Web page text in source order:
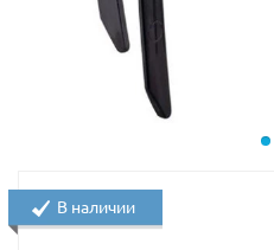
Некоторые фигурки
В наличии